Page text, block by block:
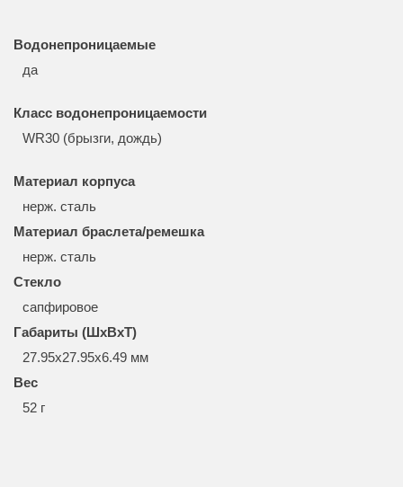
Водонепроницаемые
да
Класс водонепроницаемости
WR30 (брызги, дождь)
Материал корпуса
нерж. сталь
Материал браслета/ремешка
нерж. сталь
Стекло
сапфировое
Габариты (ШхВхТ)
27.95x27.95x6.49 мм
Вес
52 г